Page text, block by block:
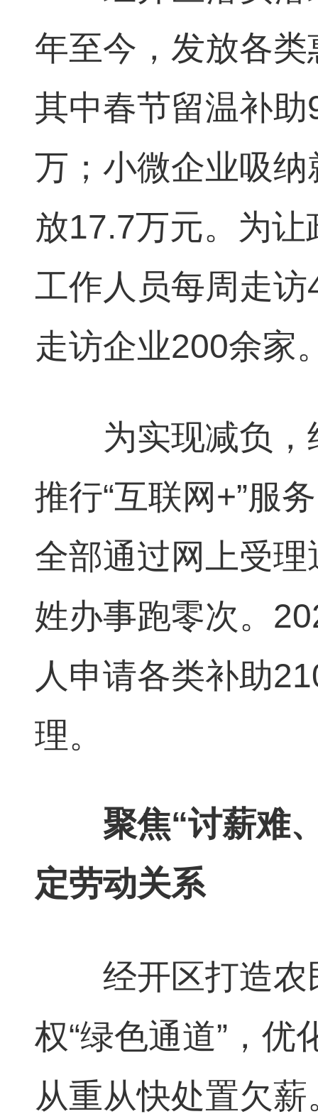
年至今，发放各
其中春节留温补
万；小微企业吸
放17.7万元。为
工作人员每周走
走访企业200余家
为实现减负，
推行“互联网+”服
全部通过网上受
姓办事跑零次。
人申请各类补助
理。
聚焦“讨薪难、
定劳动关系
经开区打造农
权“绿色通道”，
从重从快处置欠